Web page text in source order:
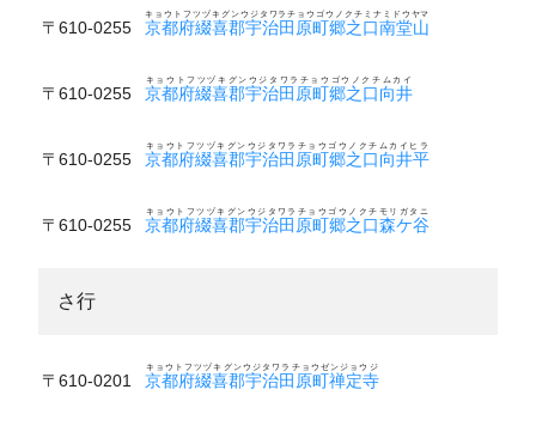
〒610-0255 京都府綴喜郡宇治田原町郷之口南堂山
キョウトフツヅキグンウジタワラチョウゴウノクチミナミドウヤマ
〒610-0255 京都府綴喜郡宇治田原町郷之口向井
キョウトフツヅキグンウジタワラチョウゴウノクチムカイ
〒610-0255 京都府綴喜郡宇治田原町郷之口向井平
キョウトフツヅキグンウジタワラチョウゴウノクチムカイヒラ
〒610-0255 京都府綴喜郡宇治田原町郷之口森ケ谷
キョウトフツヅキグンウジタワラチョウゴウノクチモリガタニ
さ行
〒610-0201 京都府綴喜郡宇治田原町禅定寺
キョウトフツヅキグンウジタワラチョウゼンジョウジ